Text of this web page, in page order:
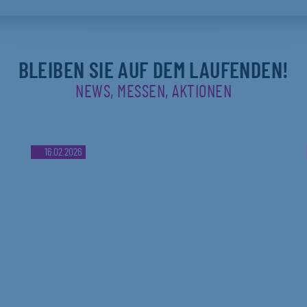
BLEIBEN SIE AUF DEM LAUFENDEN!
NEWS, MESSEN, AKTIONEN
16.02.2026